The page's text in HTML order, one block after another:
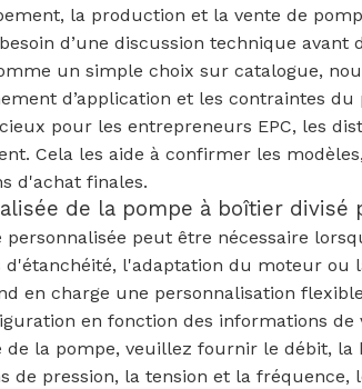
la production et la vente de
d’une discussion technique
un simple choix sur catalogue,
d’application et les contraintes du
pour les entrepreneurs EPC, les
Cela les aide à confirmer les
d'achat finales.
de la pompe à boîtier
personnalisée peut être nécessaire
d'étanchéité, l'adaptation du moteur ou
en charge une personnalisation
en fonction des informations de
de la pompe, veuillez fournir le débit,
de pression, la tension et la